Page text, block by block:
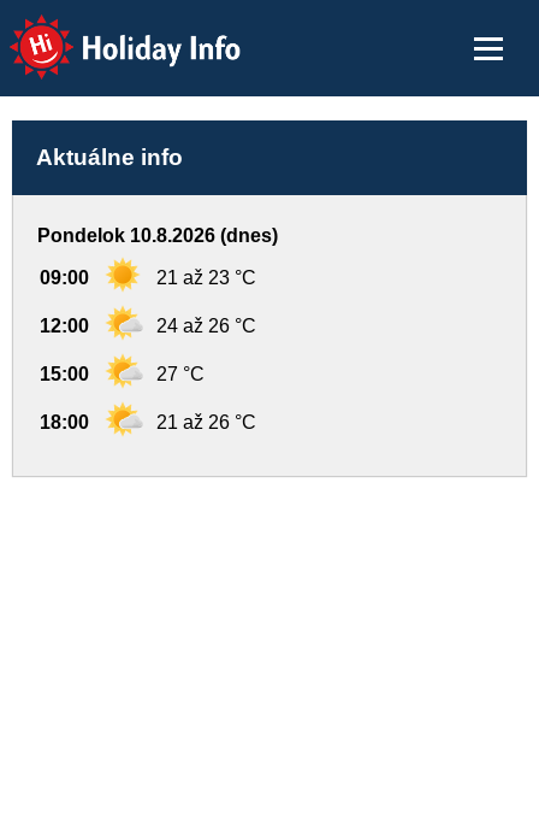
Holiday Info
Aktuálne info
Pondelok 10.8.2026 (dnes)
09:00 21 až 23 °C
12:00 24 až 26 °C
15:00 27 °C
18:00 21 až 26 °C